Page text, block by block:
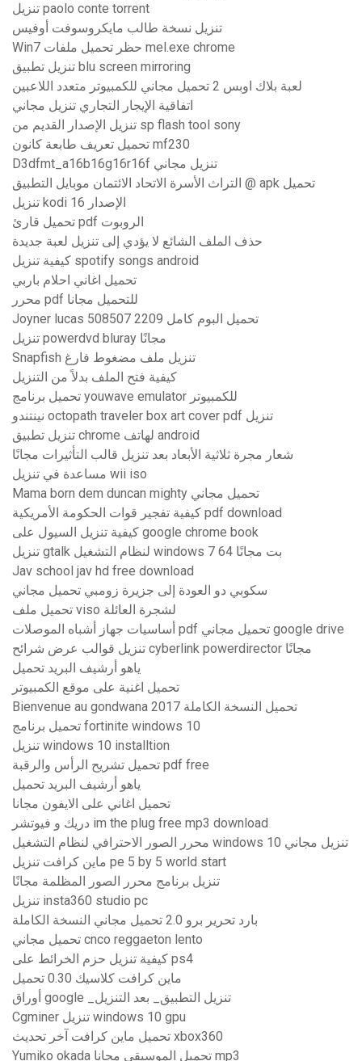
تنزيل paolo conte torrent
تنزيل نسخة طالب مايكروسوفت أوفيس
Win7 حظر تحميل ملفات mel.exe chrome
تنزيل تطبيق blu screen mirroring
لعبة بلاك اوبس 2 تحميل مجاني للكمبيوتر متعدد اللاعبين
اتفاقية الإيجار التجاري تنزيل مجاني
تنزيل الإصدار القديم من sp flash tool sony
تحميل تعريف طابعة كانون mf230
D3dfmt_a16b16g16r16f تنزيل مجاني
التراث الأسرة الاتحاد الائتمان موبايل التطبيق @ apk تحميل
تنزيل kodi الإصدار 16
تحميل قارئ pdf الروبوت
حذف الملف الشائع لا يؤدي إلى تنزيل لعبة جديدة
كيفية تنزيل spotify songs android
تحميل اغاني احلام باربي
محرر pdf للتحميل مجانا
Joyner lucas 508507 2209 تحميل البوم كامل
تنزيل powerdvd bluray مجانًا
Snapfish تنزيل ملف مضغوط فارغ
كيفية فتح الملف بدلاً من التنزيل
تحميل برنامج youwave emulator للكمبيوتر
نينتندو octopath traveler box art cover pdf تنزيل
تنزيل تطبيق chrome لهاتف android
شعار مجرة ​​ثلاثية الأبعاد بعد تنزيل قالب التأثيرات مجانًا
مساعدة في تنزيل wii iso
Mama born dem duncan mighty تحميل مجاني
كيفية تفجير قوات الحكومة الأمريكية pdf download
كيفية تنزيل السيول على google chrome book
تنزيل gtalk لنظام التشغيل windows 7 64 بت مجانًا
Jav school jav hd free download
سكوبي دو العودة إلى جزيرة زومبي تحميل مجاني
تحميل ملف viso لشجرة العائلة
أساسيات جهاز أشباه الموصلات pdf تحميل مجاني google drive
تنزيل قوالب عرض شرائح cyberlink powerdirector مجانًا
ياهو أرشيف البريد تحميل
تحميل اغنية على موقع الكمبيوتر
Bienvenue au gondwana 2017 تحميل النسخة الكاملة
تحميل برنامج fortinite windows 10
تنزيل windows 10 installtion
تحميل تشريح الرأس والرقبة pdf free
ياهو أرشيف البريد تحميل
تحميل اغاني على الايفون مجانا
دريك و فيوتشر im the plug free mp3 download
محرر الصور الاحترافي لنظام التشغيل windows 10 تنزيل مجاني
ماين كرافت تنزيل pe 5 by 5 world start
تنزيل برنامج محرر الصور المظلمة مجانًا
تنزيل insta360 studio pc
بارد تحرير برو 2.0 تحميل مجاني النسخة الكاملة
تحميل مجاني cnco reggaeton lento
كيفية تنزيل حزم الخرائط على ps4
ماين كرافت كلاسيك 0.30 تحميل
أوراق google _تنزيل التطبيق_ بعد التنزيل
Cgminer تنزيل windows 10 gpu
تحميل ماين كرافت آخر تحديث xbox360
Yumiko okada تحميل الموسيقى مجانا mp3